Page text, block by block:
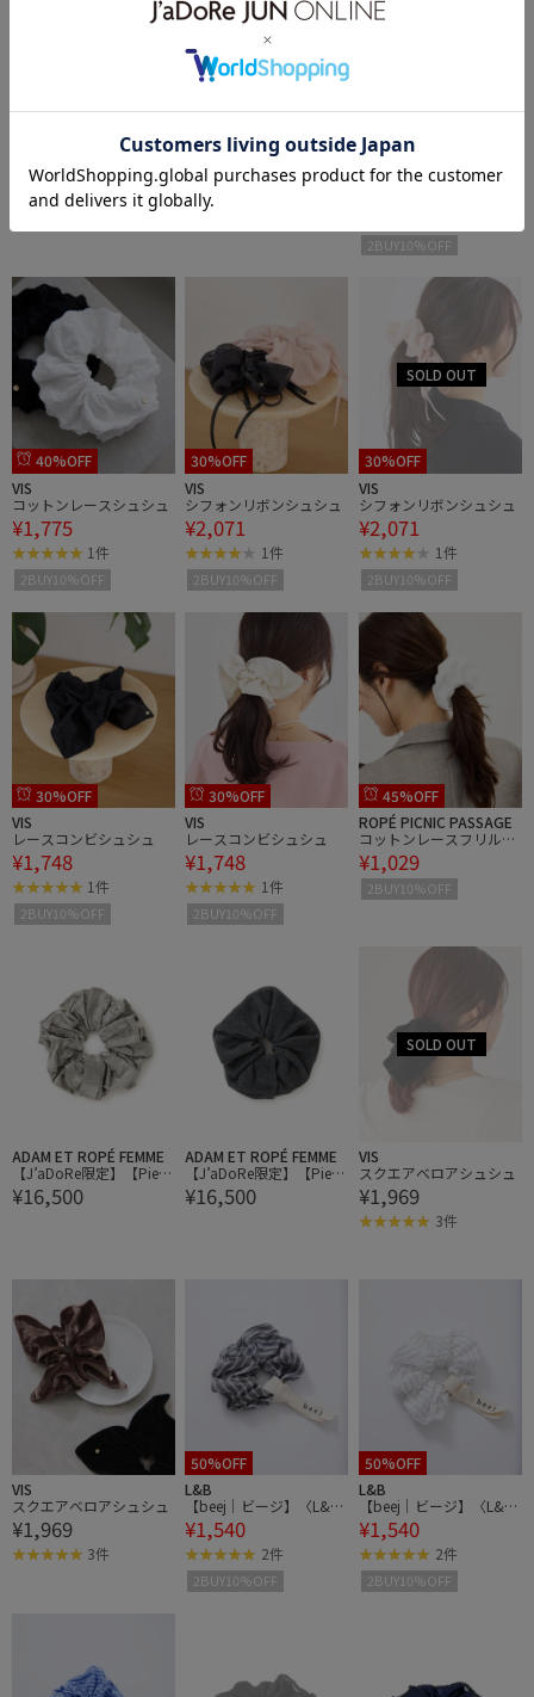
シアードットボリューム
シュシュ
¥1,775
VIS
シアードットボリューム
シュシュ
¥1,775
VIS
コットンレースシュシュ
2BUY10%OFF
40%OFF
VIS
コットンレースシュシュ
¥1,775
1件
2BUY10%OFF
30%OFF
VIS
シフォンリボンシュシュ
¥2,071
1件
2BUY10%OFF
30%OFF
VIS
シフォンリボンシュシュ
¥2,071
1件
2BUY10%OFF
30%OFF
VIS
レースコンビシュシュ
¥1,748
1件
2BUY10%OFF
30%OFF
VIS
レースコンビシュシュ
¥1,748
1件
2BUY10%OFF
45%OFF
ROPÉ PICNIC PASSAGE
コットンレースフリルシ
ュシュ
¥1,029
2BUY10%OFF
ADAM ET ROPÉ FEMME
【J’aDoRe限定】【Pien
Studios（ピエン スタジ
オ）】scrunchie medici
¥16,500
ADAM ET ROPÉ FEMME
【J’aDoRe限定】【Pien
Studios（ピエン スタジ
オ）】scrunchie ash gray
¥16,500
VIS
スクエアベロアシュシュ
¥1,969
3件
VIS
スクエアベロアシュシュ
¥1,969
3件
50%OFF
L&B
【beej｜ビージ】〈L&B
別注〉シュシュ
¥1,540
2件
2BUY10%OFF
50%OFF
L&B
【beej｜ビージ】〈L&B
別注〉シュシュ
¥1,540
2件
2BUY10%OFF